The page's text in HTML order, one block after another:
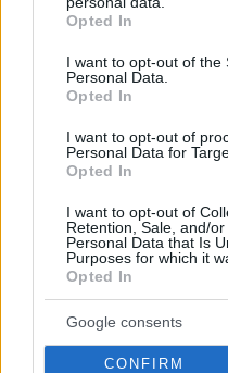
grant or deny consent to
use your data for below
consent section.
Opted In
I want to opt-out of the
Personal Data.
Opted In
I want to opt-out of
Personal Data for
Opted In
I want to opt-out of
Retention, Sale, and/
Personal Data that Is
Purposes for which it
Opted In
Google consents
CONFIRM